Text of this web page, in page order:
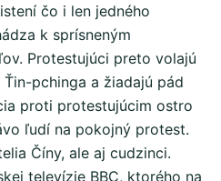
čo i len jedného
k sprísneným
Protestujúci preto volajú
pchinga a žiadajú pád
proti protestujúcim ostro
ľudí na pokojný protest.
Číny, ale aj cudzinci.
televízie BBC, ktorého na